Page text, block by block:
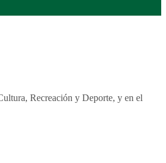
Recreación y Deporte, y en el